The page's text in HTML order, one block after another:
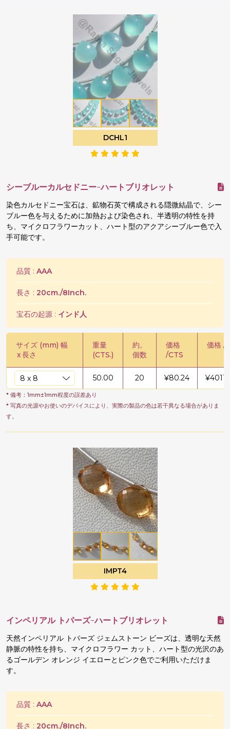
DCHL1
シーブルーカルセドニー-ハートブリオレット
染色カルセドニー宝石は、鉱物石英で構成される隠微結晶で、シー
ブルー色を与えるために加熱および染色され、半透明の特性を持
ち、マイクロフラワーカット、ハート型のアクアシーブルー色で入
手可能です。
品質 : AAA
長さ : 20cm./8Inch.
宝石の起源 : インド人
サイズ (mm) 幅
x長さ
重量
(CTS.)
約。
個数
価格
/CTS
価格 /
50.00 20 ¥80.24 ¥
* 備考：1mm±1mm程度の誤差あり
* 写真の光源やお使いのデバイスにより、実際の製品の色は若干異なる場合がありま
す。
IMPT4
インペリアル トパーズ-ハートブリオレット
天然インペリアル トパーズ ジェムストーン ビーズは、透明な天然
静脈の特性を持ち、マイクロフラワー カット、ハート型の光沢のあ
るゴールデン オレンジ イエローとピンク色でご利用いただけま
す。
品質 : AAA
長さ : 20cm./8Inch.